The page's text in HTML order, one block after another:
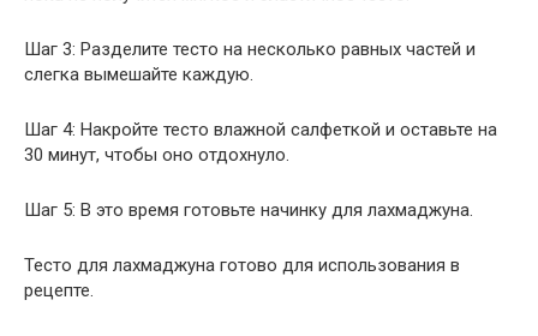
Шаг 3: Разделите тесто на несколько равных частей и
слегка вымешайте каждую.
Шаг 4: Накройте тесто влажной салфеткой и оставьте на
30 минут, чтобы оно отдохнуло.
Шаг 5: В это время готовьте начинку для лахмаджуна.
Тесто для лахмаджуна готово для использования в
рецепте.